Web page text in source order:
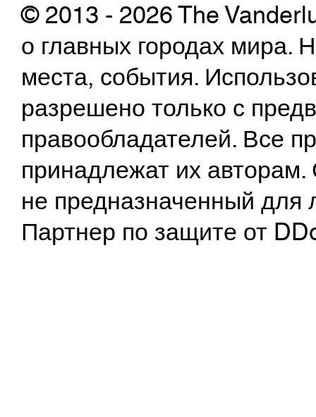
© 2013 - 2026 The
о главных городах
места, события.
разрешено только с
правообладателей. Все
принадлежат их
не предназначенный
Партнер по защите от